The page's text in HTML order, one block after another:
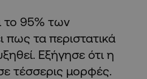
το 95% των
πως τα περιστατικά
Εξήγησε ότι η
τέσσερις μορφές.